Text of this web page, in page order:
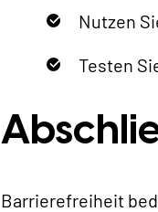
Nutzen
Testen
Barrierefreiheit